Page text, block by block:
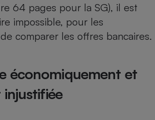
64 pages pour la SG), il est
impossible, pour les
comparer les offres bancaires.
économiquement et